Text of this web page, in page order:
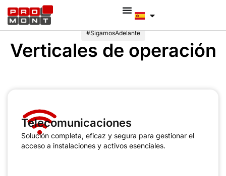
#SigamosAdelante
Verticales de operación
Telecomunicaciones
Solución completa, eficaz y segura para gestionar el
acceso a instalaciones y activos esenciales.